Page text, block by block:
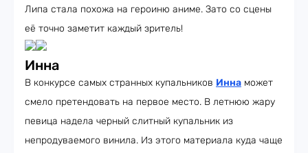
Липа стала похожа на героиню аниме. Зато со сцены
её точно заметит каждый зритель!
Инна
В конкурсе самых странных купальников Инна может
смело претендовать на первое место. В летнюю жару
певица надела черный слитный купальник из
непродуваемого винила. Из этого материала куда чаще